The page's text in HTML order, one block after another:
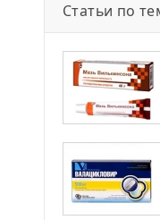
Статьи по